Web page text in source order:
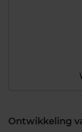
Ontwikkeling